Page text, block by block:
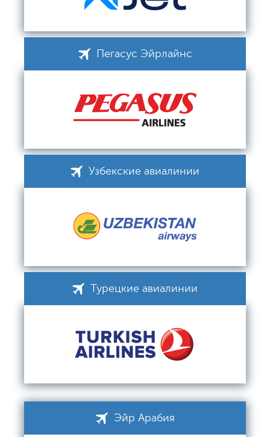
Пегасус Эйрлайнс
Узбекские авиалинии
Турецкие авиалинии
Эйр Арабия